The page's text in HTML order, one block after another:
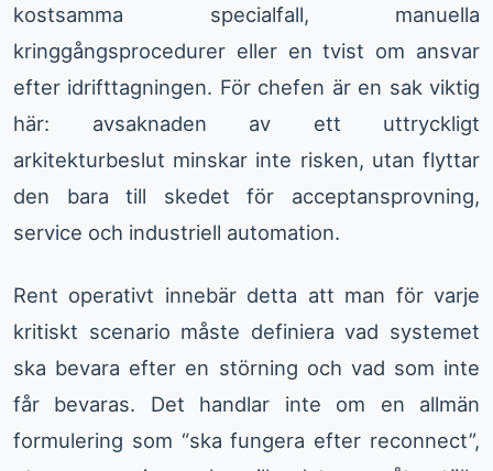
kostsamma specialfall, manuella
kringgångsprocedurer eller en tvist om ansvar
efter idrifttagningen. För chefen är en sak viktig
här: avsaknaden av ett uttryckligt
arkitekturbeslut minskar inte risken, utan flyttar
den bara till skedet för acceptansprovning,
service och industriell automation.
Rent operativt innebär detta att man för varje
kritiskt scenario måste definiera vad systemet
ska bevara efter en störning och vad som inte
får bevaras. Det handlar inte om en allmän
formulering som “ska fungera efter reconnect”,